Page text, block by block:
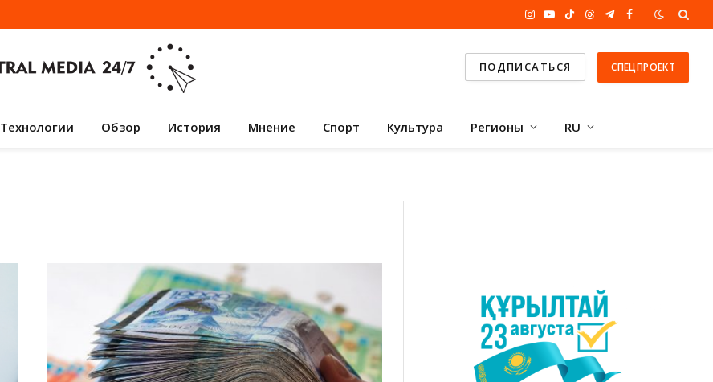
Instagram
YouTube
TikTokThreadsTelegram
Facebook
ПОДПИСАТЬСЯ СПЕЦПРОЕКТ
Технологии Обзор История Мнение Спорт Культура Регионы RU